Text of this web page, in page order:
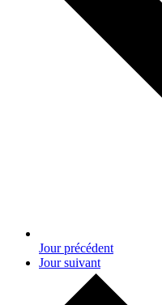
Jour précédent
Jour suivant